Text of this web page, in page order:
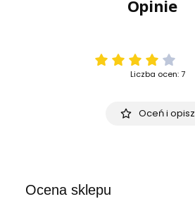
Opinie
Liczba ocen: 7
Oceń i opisz
Ocena sklepu